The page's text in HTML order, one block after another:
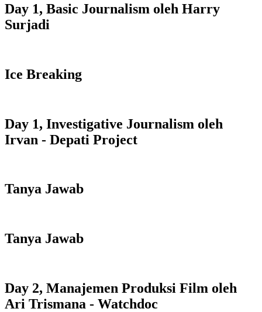
Day 1, Basic Journalism oleh Harry
Surjadi
Ice Breaking
Day 1, Investigative Journalism oleh
Irvan - Depati Project
Tanya Jawab
Tanya Jawab
Day 2, Manajemen Produksi Film oleh
Ari Trismana - Watchdoc